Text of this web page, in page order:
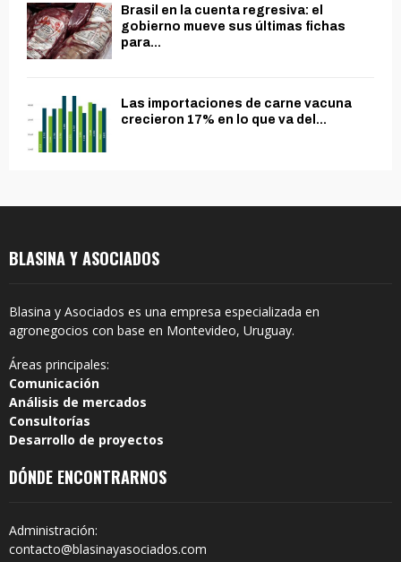
Brasil en la cuenta regresiva: el
gobierno mueve sus últimas fichas
para...
Las importaciones de carne vacuna
crecieron 17% en lo que va del...
BLASINA Y ASOCIADOS
Blasina y Asociados es una empresa especializada en
agronegocios con base en Montevideo, Uruguay.
Áreas principales:
Comunicación
Análisis de mercados
Consultorías
Desarrollo de proyectos
DÓNDE ENCONTRARNOS
Administración:
contacto@blasinayasociados.com